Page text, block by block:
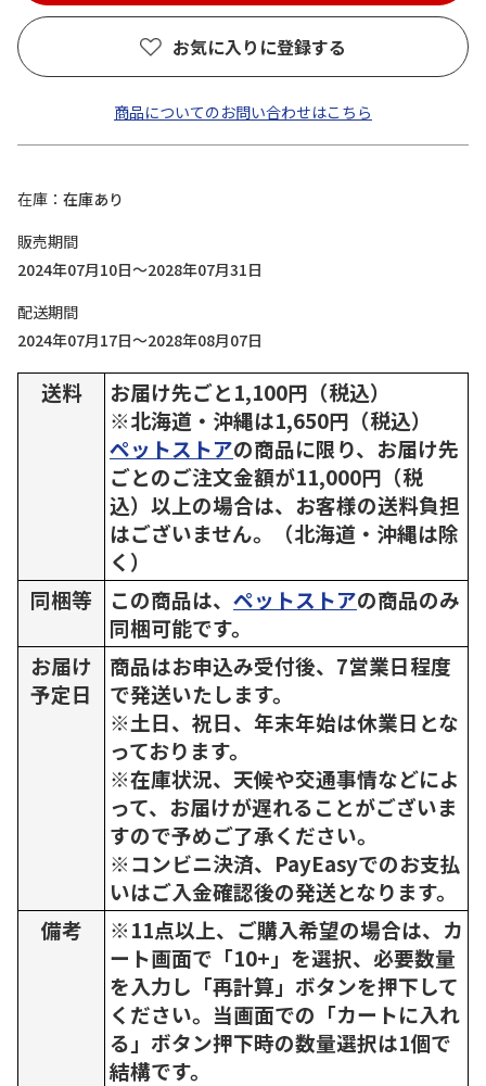
お気に入りに登録する
商品についてのお問い合わせはこちら
在庫
在庫あり
販売期間
2024年07月10日～2028年07月31日
配送期間
2024年07月17日～2028年08月07日
送料
お届け先ごと1,100円（税込）
※北海道・沖縄は1,650円（税込）
ペットストアの商品に限り、お届け先
ごとのご注文金額が11,000円（税
込）以上の場合は、お客様の送料負担
はございません。（北海道・沖縄は除
く）
同梱等
この商品は、 ペットストアの商品のみ
同梱可能です。
お届け
予定日
商品はお申込み受付後、7営業日程度
で発送いたします。
※土日、祝日、年末年始は休業日とな
っております。
※在庫状況、天候や交通事情などによ
って、お届けが遅れることがございま
すので予めご了承ください。
※コンビニ決済、PayEasyでのお支払
いはご入金確認後の発送となります。
備考
※11点以上、ご購入希望の場合は、カ
ート画面で「10+」を選択、必要数量
を入力し「再計算」ボタンを押下して
ください。当画面での「カートに入れ
る」ボタン押下時の数量選択は1個で
結構です。